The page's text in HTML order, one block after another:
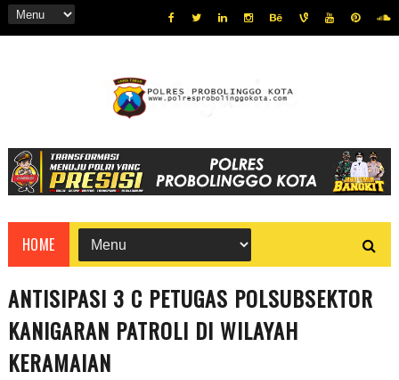
HOME
ANTISIPASI 3 C PETUGAS POLSUBSEKTOR
KANIGARAN PATROLI DI WILAYAH
KERAMAIAN